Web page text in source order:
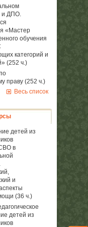
и ДПО.
«Мастер
обучения
категорий и
(252 ч.)
праву (252 ч.)
Весь список
детей из
в
и
(36 ч.)
детей из